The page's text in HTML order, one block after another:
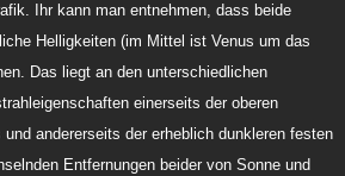
Ihr kann man entnehmen, dass beide
Helligkeiten (im Mittel ist Venus um das
Das liegt an den unterschiedlichen
einerseits der oberen
andererseits der erheblich dunkleren festen
Entfernungen beider von Sonne und